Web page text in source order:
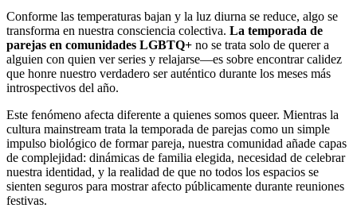
Conforme las temperaturas bajan y la luz diurna se reduce, algo se
transforma en nuestra consciencia colectiva. La temporada de
parejas en comunidades LGBTQ+ no se trata solo de querer a
alguien con quien ver series y relajarse—es sobre encontrar calidez
que honre nuestro verdadero ser auténtico durante los meses más
introspectivos del año.
Este fenómeno afecta diferente a quienes somos queer. Mientras la
cultura mainstream trata la temporada de parejas como un simple
impulso biológico de formar pareja, nuestra comunidad añade capas
de complejidad: dinámicas de familia elegida, necesidad de celebrar
nuestra identidad, y la realidad de que no todos los espacios se
sienten seguros para mostrar afecto públicamente durante reuniones
festivas.